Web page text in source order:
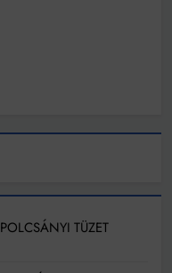
TÜZET